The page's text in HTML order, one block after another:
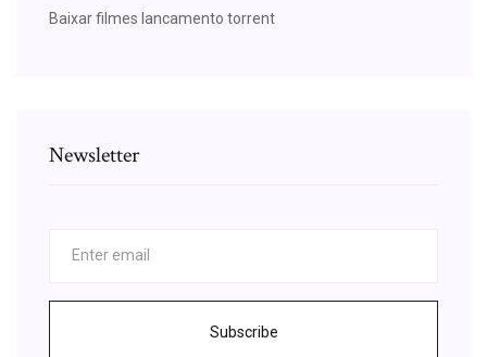
Baixar filmes lancamento torrent
Newsletter
Subscribe